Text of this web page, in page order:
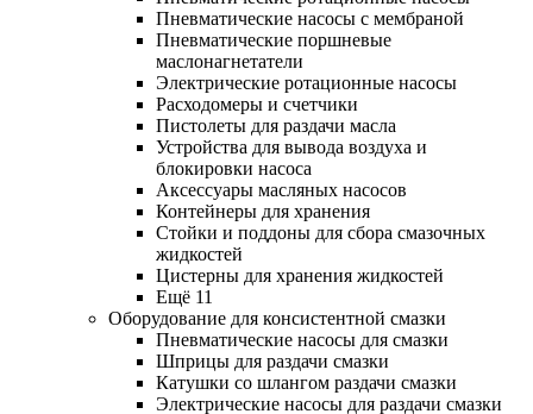
Пневматические насосы с мембраной
Пневматические поршневые
маслонагнетатели
Электрические ротационные насосы
Расходомеры и счетчики
Пистолеты для раздачи масла
Устройства для вывода воздуха и
блокировки насоса
Аксессуары масляных насосов
Контейнеры для хранения
Стойки и поддоны для сбора смазочных
жидкостей
Цистерны для хранения жидкостей
Ещё 11
Оборудование для консистентной смазки
Пневматические насосы для смазки
Шприцы для раздачи смазки
Катушки со шлангом раздачи смазки
Электрические насосы для раздачи смазки